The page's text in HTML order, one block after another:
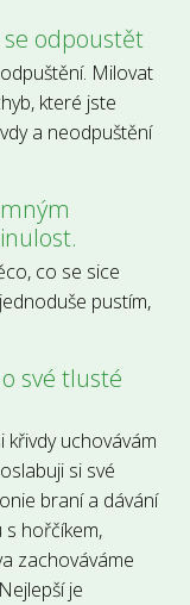
odpoustět
Milovat
které jste
a neodpuštění
co se sice
pustím,
své tlusté
křivdy uchovávám
si své
braní a dávání
s hořčíkem,
zachováváme
je